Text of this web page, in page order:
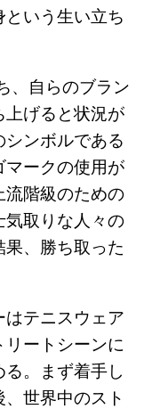
いう生い立ち
、自らのブラン
上げると状況が
ンボルである
マークの使用が
階級のための
気取りな人々の
、勝ち取った
テニスウェア
ートシーンに
。まず着手し
世界中のスト